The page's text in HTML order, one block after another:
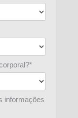
informações